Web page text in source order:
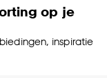
op je
inspiratie